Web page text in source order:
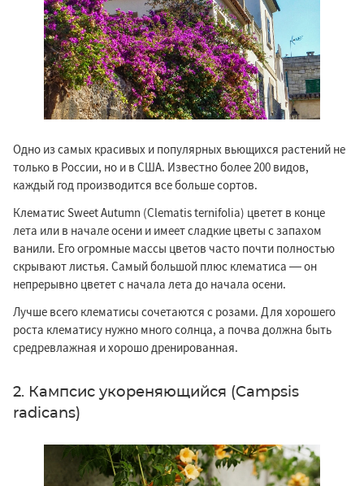
Одно из самых красивых и популярных вьющихся растений не
только в России, но и в США. Известно более 200 видов,
каждый год производится все больше сортов.
Клематис Sweet Autumn (Clematis ternifolia) цветет в конце
лета или в начале осени и имеет сладкие цветы с запахом
ванили. Его огромные массы цветов часто почти полностью
скрывают листья. Самый большой плюс клематиса — он
непрерывно цветет с начала лета до начала осени.
Лучше всего клематисы сочетаются с розами. Для хорошего
роста клематису нужно много солнца, а почва должна быть
средревлажная и хорошо дренированная.
2. Кампсис укореняющийся (Campsis
radicans)